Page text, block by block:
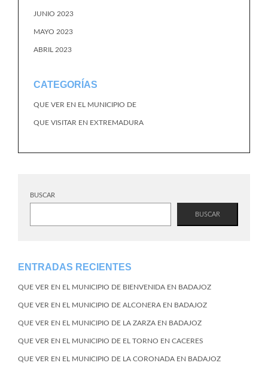
JUNIO 2023
MAYO 2023
ABRIL 2023
CATEGORÍAS
QUE VER EN EL MUNICIPIO DE
QUE VISITAR EN EXTREMADURA
BUSCAR
BUSCAR
ENTRADAS RECIENTES
QUE VER EN EL MUNICIPIO DE BIENVENIDA EN BADAJOZ
QUE VER EN EL MUNICIPIO DE ALCONERA EN BADAJOZ
QUE VER EN EL MUNICIPIO DE LA ZARZA EN BADAJOZ
QUE VER EN EL MUNICIPIO DE EL TORNO EN CACERES
QUE VER EN EL MUNICIPIO DE LA CORONADA EN BADAJOZ